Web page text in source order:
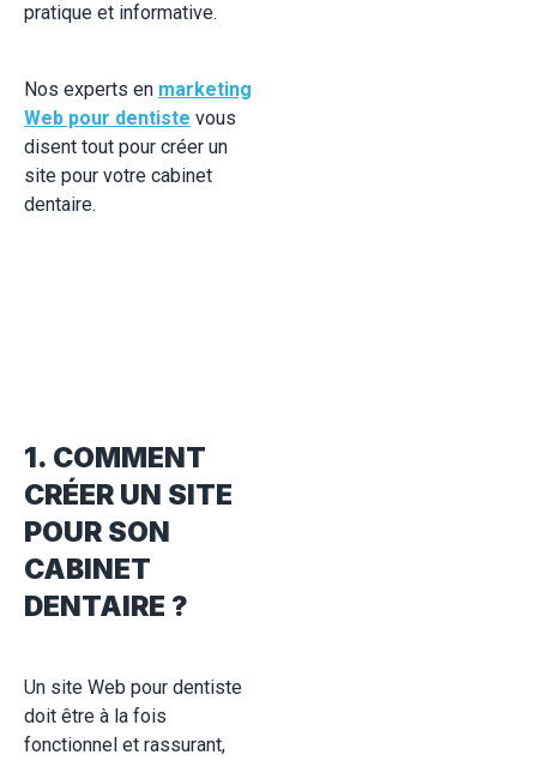
pratique et informative.
Nos experts en marketing
Web pour dentiste vous
disent tout pour créer un
site pour votre cabinet
dentaire.
1. COMMENT
CRÉER UN SITE
POUR SON
CABINET
DENTAIRE ?
Un site Web pour dentiste
doit être à la fois
fonctionnel et rassurant,